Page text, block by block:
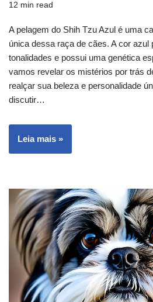
12 min read
A pelagem do Shih Tzu Azul é uma
única dessa raça de cães. A cor azul
tonalidades e possui uma genética
vamos revelar os mistérios por trás
realçar sua beleza e personalidade
discutir…
Leia mais »